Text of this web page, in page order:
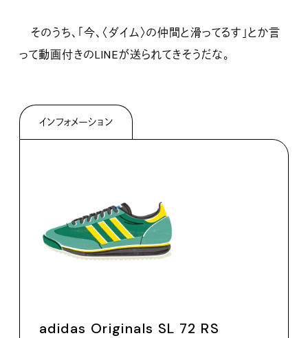
そのうち、「今、〈ダイム〉の仲間と滑ってるす」とか言
って動画付きのLINEが送られてきそうだな。
インフォメーション
adidas Originals SL 72 RS